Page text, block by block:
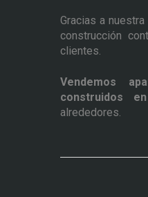
Gracias a
construcción
clientes.
Vendemos
construidos
alrededores.